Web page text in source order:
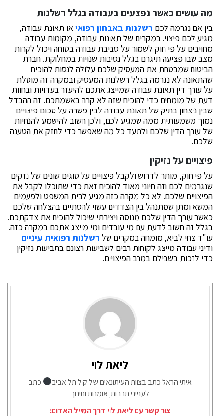
מה עושים כאשר נפצעים בעבודה בגלל רשלנות
בין אם נגרמה לכם רשלנות באבחון רפואיאו תאונת עבודה,
מגיע לכם פיצוי. במקרים של תאונות עבודה, מקומות עבודה
מחויבים על פי חוק לשמור על סביבת עבודה בטוחה ויכול לקרות
מצב שבו פציעה תיגרם בגלל נסיבות שנויות במחלוקת. חברת
הביטוח שמבטחת את המעסיק שלכם עלולה לנסות להוכיח
שהתאונה לא נגרמה בגלל רשלנות המעסיק ובמקרה זה מוטלת
על עורך דין תאונת עבודה שמייצג אתכם להיעזר בעדויות ובחוות
דעת של מומחים כדי להוכיח שזה לא קרה באשמתכם. זה ההבדל
שבין ניצחון בתיק של תאונת עבודה לבין פשרה על סכום פיצויים
נמוך משמעותית ממה שמגיע לכם, ולכן חשוב להישמע להנחיות
של עורך הדין שלכם ולתעד כל מה שאפשר כדי לחזק את הטענה
שלכם.
פיצויים על נזיקין
על פי חוק, מותר לדרוש ולקבל פיצויים על סוגים שונים של נזקים
שנגרמים לכם וזה חיוני מאוד להוכיח זאת כדי שתוכלו לקבל את
הפיצויים שלכם. לא כל מקרה כזה מגיע לבית המשפט ולפעמים
המשא ומתן שמתנהל בין הצדדים עשוי להסתיים בהצלחה שלכם
כאשר עורך הדין שלכם מנוסה ויצירתי שיכול להוכיח את צדקתכם.
בגלל זה חשוב לדעת עם מי עובדים ומי מייצג אתכם במקרה כזה.
עו"ד צחי לביא, מומחה במקרים של רשלנות רפואית עיניים
ודיני עבודה מייצג לקוחות רבים לשביעות רצונם בתביעות נזיקין
כדי לזכות בשבילם במרב הפיצויים.
ליאת לוי
איתי הראל כתב בצוות העיתונאים של קול תל אביב
כתב
לענייני תרבות, אומנות וחינוך
צור קשר עם ליאת לוי דרך המייל האדום: